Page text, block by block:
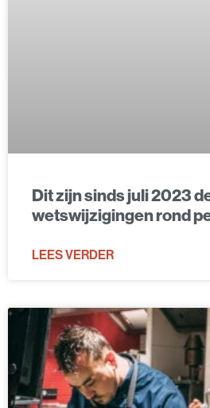
Dit zijn sinds juli 2023
wetswijzigingen rond
LEES VERDER